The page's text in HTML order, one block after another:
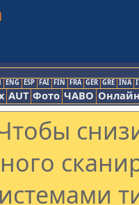
ENG ESP FAI FIN FRA GER GRE INA
AUT Фото ЧАВО